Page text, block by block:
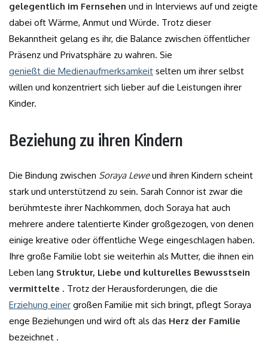
gelegentlich im Fernsehen und in Interviews auf und zeigte
dabei oft Wärme, Anmut und Würde. Trotz dieser
Bekanntheit gelang es ihr, die Balance zwischen öffentlicher
Präsenz und Privatsphäre zu wahren. Sie
genießt die Medienaufmerksamkeit selten um ihrer selbst
willen und konzentriert sich lieber auf die Leistungen ihrer
Kinder.
Beziehung zu ihren Kindern
Die Bindung zwischen Soraya Leweund ihren Kindern scheint
stark und unterstützend zu sein. Sarah Connor ist zwar die
berühmteste ihrer Nachkommen, doch Soraya hat auch
mehrere andere talentierte Kinder großgezogen, von denen
einige kreative oder öffentliche Wege eingeschlagen haben.
Ihre große Familie lobt sie weiterhin als Mutter, die ihnen ein
Leben lang Struktur, Liebe und kulturelles Bewusstsein
vermittelte . Trotz der Herausforderungen, die die
Erziehung einer großen Familie mit sich bringt, pflegt Soraya
enge Beziehungen und wird oft als das Herz der Familie
bezeichnet .